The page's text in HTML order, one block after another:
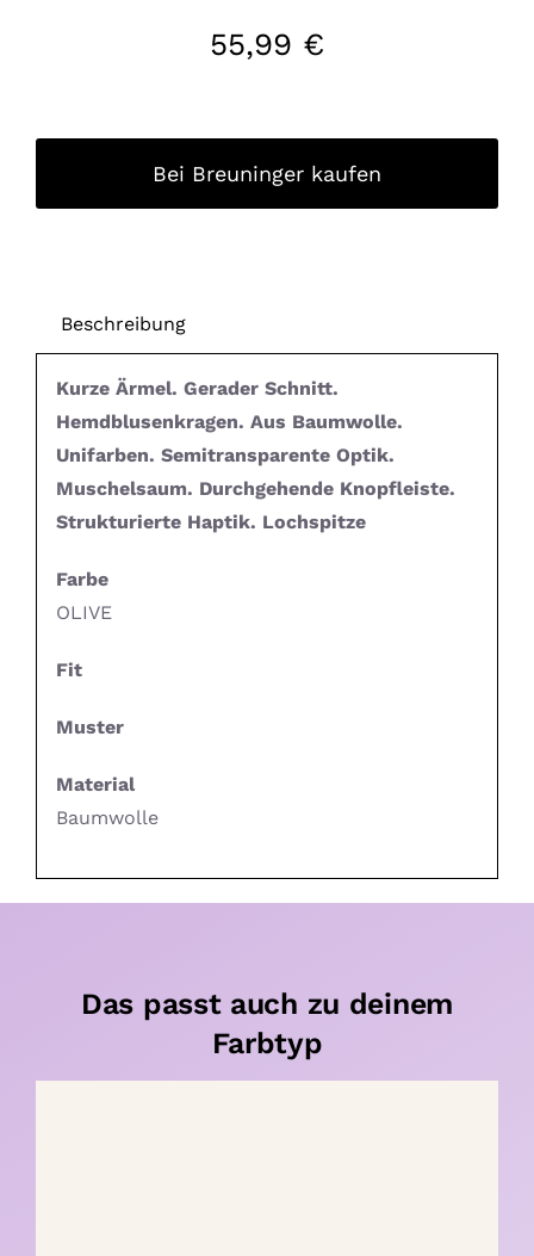
55,99 €
Bei Breuninger kaufen
Beschreibung
Kurze Ärmel. Gerader Schnitt.
Hemdblusenkragen. Aus Baumwolle.
Unifarben. Semitransparente Optik.
Muschelsaum. Durchgehende Knopfleiste.
Strukturierte Haptik. Lochspitze
Farbe
OLIVE
Fit
Muster
Material
Baumwolle
Das passt auch zu deinem
Farbtyp